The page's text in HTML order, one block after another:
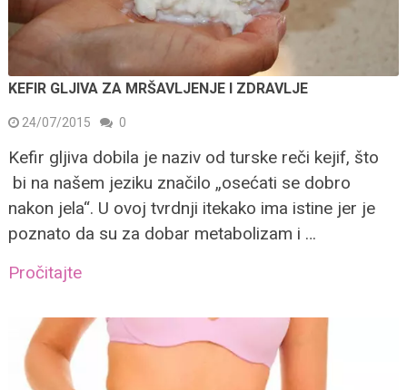
KEFIR GLJIVA ZA MRŠAVLJENJE I ZDRAVLJE
24/07/2015 0
Kefir gljiva dobila je naziv od turske reči kejif, što
bi na našem jeziku značilo „osećati se dobro
nakon jela“. U ovoj tvrdnji itekako ima istine jer je
poznato da su za dobar metabolizam i …
Pročitajte